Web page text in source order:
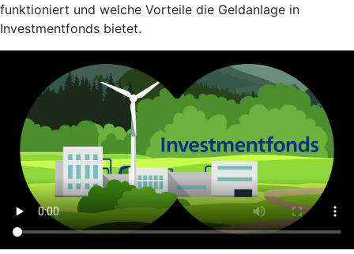
funktioniert und welche Vorteile die Geldanlage in
Investmentfonds bietet.